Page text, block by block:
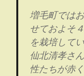
増毛町では
せておよそ
を栽培してい
仙北清孝さ
性たちが赤